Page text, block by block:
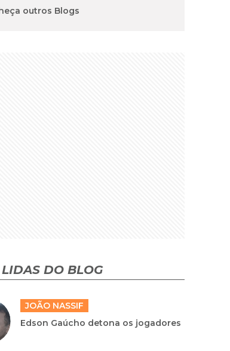
outros Blogs
DO BLOG
JOÃO NASSIF
Edson Gaúcho detona os jogadores